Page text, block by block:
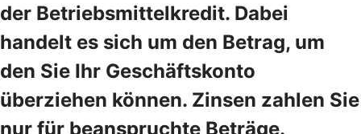
der Betriebsmittelkredit. Dabei
handelt es sich um den Betrag, um
den Sie Ihr Geschäftskonto
überziehen können. Zinsen zahlen Sie
nur für beanspruchte Beträge.